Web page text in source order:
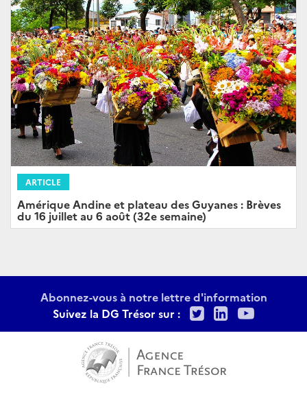
ARTICLE
Amérique Andine et plateau des Guyanes : Brèves
du 16 juillet au 6 août (32e semaine)
Abonnez-vous à notre lettre d'information
Suivez la DG Trésor sur :
TwitterLinkedIn